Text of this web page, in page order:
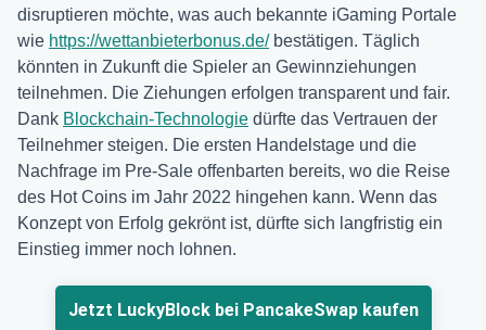
disruptieren möchte, was auch bekannte iGaming Portale
wie https://wettanbieterbonus.de/bestätigen. Täglich
könnten in Zukunft die Spieler an Gewinnziehungen
teilnehmen. Die Ziehungen erfolgen transparent und fair.
Dank Blockchain-Technologie dürfte das Vertrauen der
Teilnehmer steigen. Die ersten Handelstage und die
Nachfrage im Pre-Sale offenbarten bereits, wo die Reise
des Hot Coins im Jahr 2022 hingehen kann. Wenn das
Konzept von Erfolg gekrönt ist, dürfte sich langfristig ein
Einstieg immer noch lohnen.
Jetzt LuckyBlock bei PancakeSwap kaufen